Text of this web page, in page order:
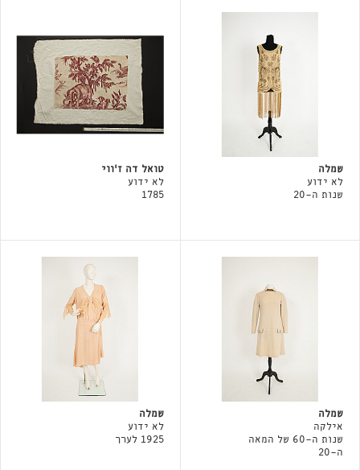
שמלה
לא ידוע
שנות ה-20
טואל דה ז'ווי
לא ידוע
1785
שמלה
אילקה
שנות ה-60 של המאה
ה-20
שמלה
לא ידוע
1925 לערך